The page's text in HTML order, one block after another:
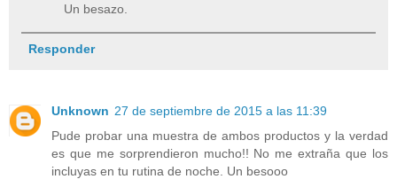
Un besazo.
Responder
Unknown 27 de septiembre de 2015 a las 11:39
Pude probar una muestra de ambos productos y la verdad
es que me sorprendieron mucho!! No me extraña que los
incluyas en tu rutina de noche. Un besooo